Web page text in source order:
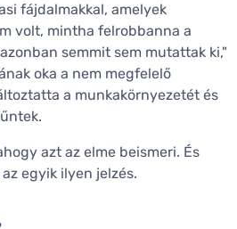
fájdalmakkal, amelyek
volt, mintha felrobbanna a
semmit sem mutattak ki,"
oka a nem megfelelő
a munkakörnyezetét és
azt az elme beismeri. És
az egyik ilyen jelzés.